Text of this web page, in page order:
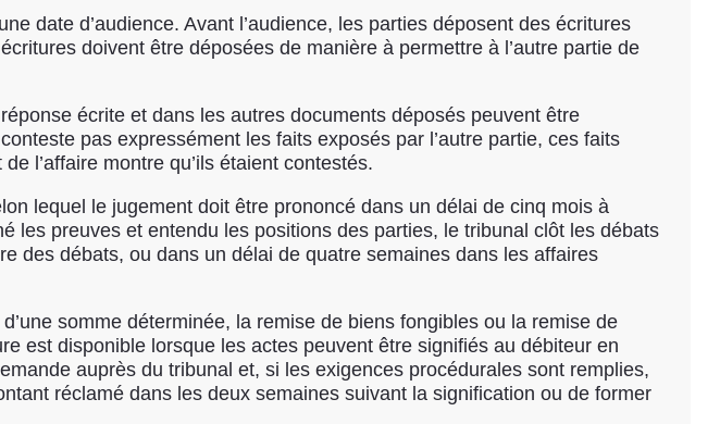
date d’audience. Avant l’audience, les parties déposent des écritures
doivent être déposées de manière à permettre à l’autre partie de
écrite et dans les autres documents déposés peuvent être
pas expressément les faits exposés par l’autre partie, ces faits
l’affaire montre qu’ils étaient contestés.
lequel le jugement doit être prononcé dans un délai de cinq mois à
les preuves et entendu les positions des parties, le tribunal clôt les débats
des débats, ou dans un délai de quatre semaines dans les affaires
somme déterminée, la remise de biens fongibles ou la remise de
est disponible lorsque les actes peuvent être signifiés au débiteur en
auprès du tribunal et, si les exigences procédurales sont remplies,
réclamé dans les deux semaines suivant la signification ou de former